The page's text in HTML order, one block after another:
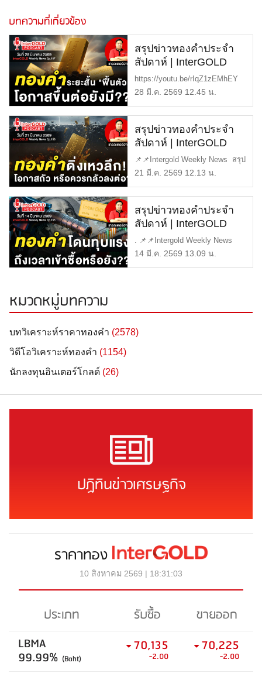
บทความที่เกี่ยวข้อง
สรุปข่าวทองคำประจำ
สัปดาห์ | InterGOLD
WEEKLY NEWS
EP.197 | ราคาทองวันนี้ |
ทองคำราคา
https://youtu.be/rIqZ1zEMhEY
📌📌Intergold Weekly News ส
28 มี.ค. 2569 12.45 น.
สรุปข่าวทองคำประจำ
สัปดาห์ | InterGOLD
WEEKLY NEWS
EP.196 | ราคาทองวันนี้ |
ทองคำราคา
📌📌Intergold Weekly News สรุป
ข่าวทองคำ ประจำสัปดาห์ EP1
21 มี.ค. 2569 12.13 น.
สรุปข่าวทองคำประจำ
สัปดาห์ | InterGOLD
WEEKLY NEWS
EP.195 | ราคาทองวันนี้ |
. 📌📌Intergold Weekly News
สรุปข่าวทองคำ ประจำสัปดาห์ E
14 มี.ค. 2569 13.09 น.
หมวดหมู่บทความ
บทวิเคราะห์ราคาทองคำ (2578)
วิดีโอวิเคราะห์ทองคำ (1154)
นักลงทุนอินเตอร์โกลด์ (26)
ปฏิทินข่าวเศรษฐกิจ
ราคาทอง
10 สิงหาคม 2569 | 18:31:03
ประเภท รับซื้อ
ขายออก
LBMA
99.99% (Baht)
70,135
-2.00
70,225
-2.00